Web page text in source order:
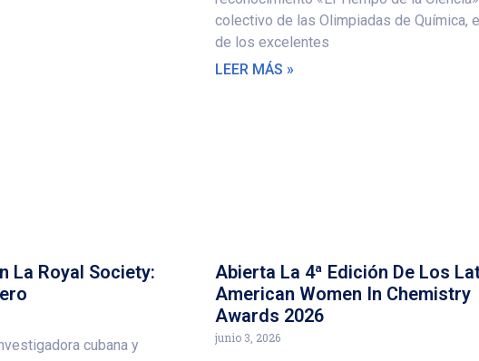
colectivo de las Olimpiadas de Química,
de los excelentes
LEER MÁS »
La Royal Society:
cubana y
Abierta La 4ª Edición De Los
American Women In Chemistry
Awards 2026
junio 3, 2026